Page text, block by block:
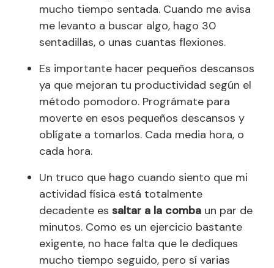
mucho tiempo sentada. Cuando me avisa
me levanto a buscar algo, hago 30
sentadillas, o unas cuantas flexiones.
Es importante hacer pequeños descansos
ya que mejoran tu productividad según el
método pomodoro. Prográmate para
moverte en esos pequeños descansos y
oblígate a tomarlos. Cada media hora, o
cada hora.
Un truco que hago cuando siento que mi
actividad física está totalmente
decadente es saltar a la comba un par de
minutos. Como es un ejercicio bastante
exigente, no hace falta que le dediques
mucho tiempo seguido, pero sí varias